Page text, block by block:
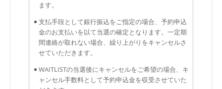
ます。
支払手段として銀行振込をご指定の場合、予約申込
金のお支払いを以て当選の確定となります。一定期
間連絡が取れない場合、繰り上がりをキャンセルさ
せていただきます。
WAITLISTの当選後にキャンセルをご希望の場合、キ
ャンセル手数料として予約申込金を収受させていた